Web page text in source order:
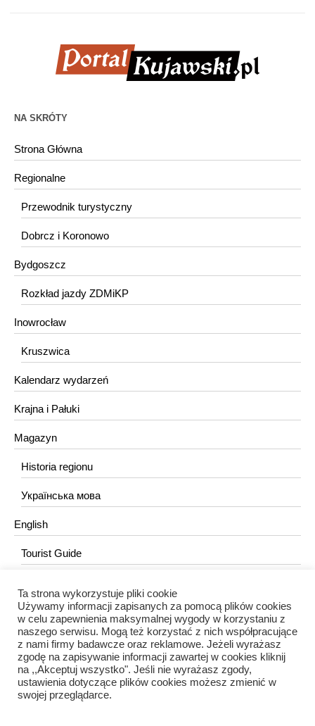
NA SKRÓTY
Strona Główna
Regionalne
Przewodnik turystyczny
Dobrcz i Koronowo
Bydgoszcz
Rozkład jazdy ZDMiKP
Inowrocław
Kruszwica
Kalendarz wydarzeń
Krajna i Pałuki
Magazyn
Historia regionu
Українська мова
English
Tourist Guide
KONTAKT
redakcja@portalkujawski.pl
Redakcja
Ta strona wykorzystuje pliki cookie
Używamy informacji zapisanych za pomocą plików cookies
w celu zapewnienia maksymalnej wygody w korzystaniu z
naszego serwisu. Mogą też korzystać z nich współpracujące
z nami firmy badawcze oraz reklamowe. Jeżeli wyrażasz
zgodę na zapisywanie informacji zawartej w cookies kliknij
na ,,Akceptuj wszystko". Jeśli nie wyrażasz zgody,
ustawienia dotyczące plików cookies możesz zmienić w
swojej przeglądarce.